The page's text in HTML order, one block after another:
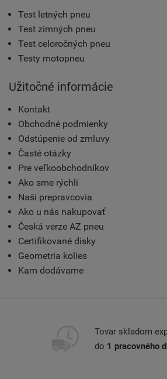
Test letných pneu
Test zimných pneu
Test celoročných pneu
Testy motopneu
Užitočné informácie
Kontakt
Obchodné podmienky
Odstúpenie od zmluvy
Časté otázky
Pre veľkoobchodníkov
Ako sme rýchli
Naši prepravcovia
Ako u nás nakupovať
Česká verze AZ pneu
Certifikované disky
Geometria kolies
Kam dodávame
Tovar skladom
do 1 pracovného